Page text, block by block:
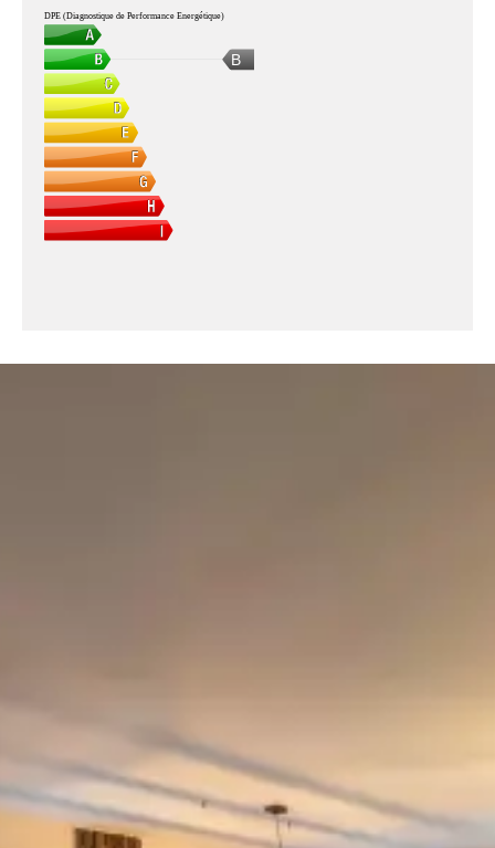
B
DPE (Diagnostique de Performance Energétique)